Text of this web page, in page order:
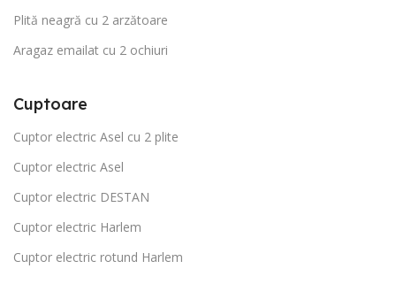
Plită neagră cu 2 arzătoare
Aragaz emailat cu 2 ochiuri
Cuptoare
Cuptor electric Asel cu 2 plite
Cuptor electric Asel
Cuptor electric DESTAN
Cuptor electric Harlem
Cuptor electric rotund Harlem